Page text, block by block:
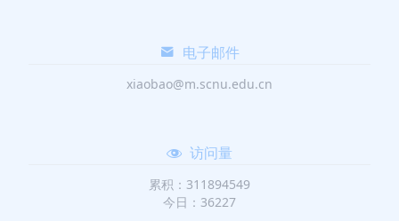
电子邮件
xiaobao@m.scnu.edu.cn
访问量
累积：311894549
今日：36227